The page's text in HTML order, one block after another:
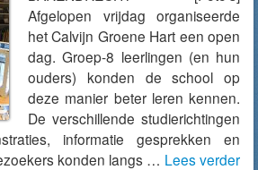
Afgelopen vrijdag organiseerde
het Calvijn Groene Hart een open
dag. Groep-8 leerlingen (en hun
ouders) konden de school op
deze manier beter leren kennen.
De verschillende studierichtingen
informatie gesprekken en
konden langs … Lees verder